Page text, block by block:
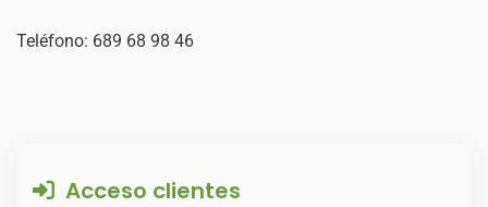
Teléfono: 689 68 98 46
Acceso clientes